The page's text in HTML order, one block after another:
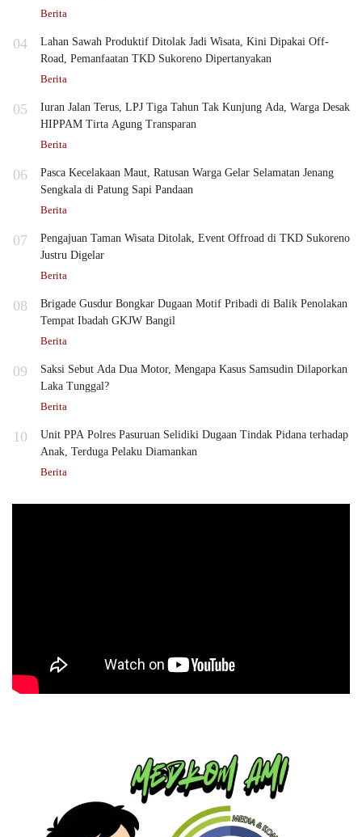
Berita
04
Lahan Sawah Produktif Ditolak Jadi Wisata, Kini Dipakai Off-
Road, Pemanfaatan TKD Sukoreno Dipertanyakan
Berita
05
Iuran Jalan Terus, LPJ Tiga Tahun Tak Kunjung Ada, Warga Desak
HIPPAM Tirta Agung Transparan
Berita
06
Pasca Kecelakaan Maut, Ratusan Warga Gelar Selamatan Jenang
Sengkala di Patung Sapi Pandaan
Berita
07
Pengajuan Taman Wisata Ditolak, Event Offroad di TKD Sukoreno
Justru Digelar
Berita
08
Brigade Gusdur Bongkar Dugaan Motif Pribadi di Balik Penolakan
Tempat Ibadah GKJW Bangil
Berita
09
Saksi Sebut Ada Dua Motor, Mengapa Kasus Samsudin Dilaporkan
Laka Tunggal?
Berita
10
Unit PPA Polres Pasuruan Selidiki Dugaan Tindak Pidana terhadap
Anak, Terduga Pelaku Diamankan
Berita